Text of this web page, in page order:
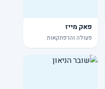
פאק מייז
פעולה והרפתקאות